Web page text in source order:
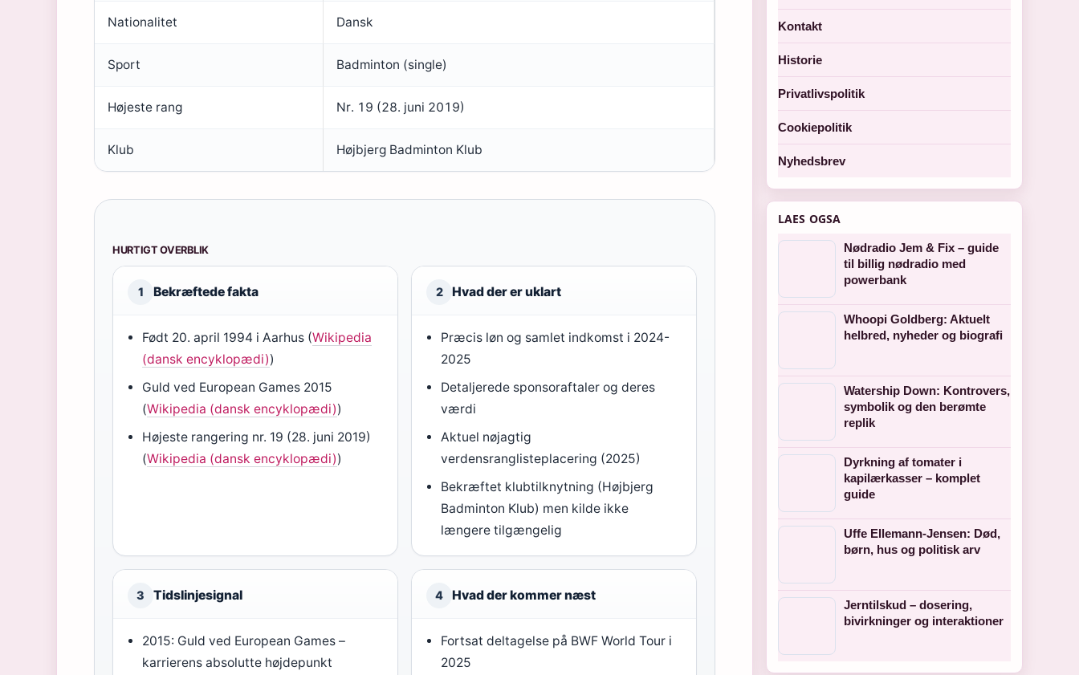
Kjærsfeldt
Nationalitet Dansk
Sport Badminton (single)
Højeste rang Nr. 19 (28. juni 2019)
Klub Højbjerg Badminton Klub
HURTIGT OVERBLIK
1 Bekræftede fakta
Født 20. april 1994 i Aarhus (Wikipedia
(dansk encyklopædi))
Guld ved European Games 2015
(Wikipedia (dansk encyklopædi))
Højeste rangering nr. 19 (28. juni 2019)
(Wikipedia (dansk encyklopædi))
2 Hvad der er uklart
Præcis løn og samlet indkomst i 2024-
2025
Detaljerede sponsoraftaler og deres
værdi
Aktuel nøjagtig
verdensranglisteplacering (2025)
Bekræftet klubtilknytning (Højbjerg
Badminton Klub) men kilde ikke
længere tilgængelig
3 Tidslinjesignal
2015: Guld ved European Games –
karrierens absolutte højdepunkt
4 Hvad der kommer næst
Fortsat deltagelse på BWF World Tour i
2025
Kontakt
Historie
Privatlivspolitik
Cookiepolitik
Nyhedsbrev
LAES OGSA
Nødradio Jem & Fix – guide
til billig nødradio med
powerbank
Whoopi Goldberg: Aktuelt
helbred, nyheder og biografi
Watership Down: Kontrovers,
symbolik og den berømte
replik
Dyrkning af tomater i
kapilærkasser – komplet
guide
Uffe Ellemann-Jensen: Død,
børn, hus og politisk arv
Jerntilskud – dosering,
bivirkninger og interaktioner